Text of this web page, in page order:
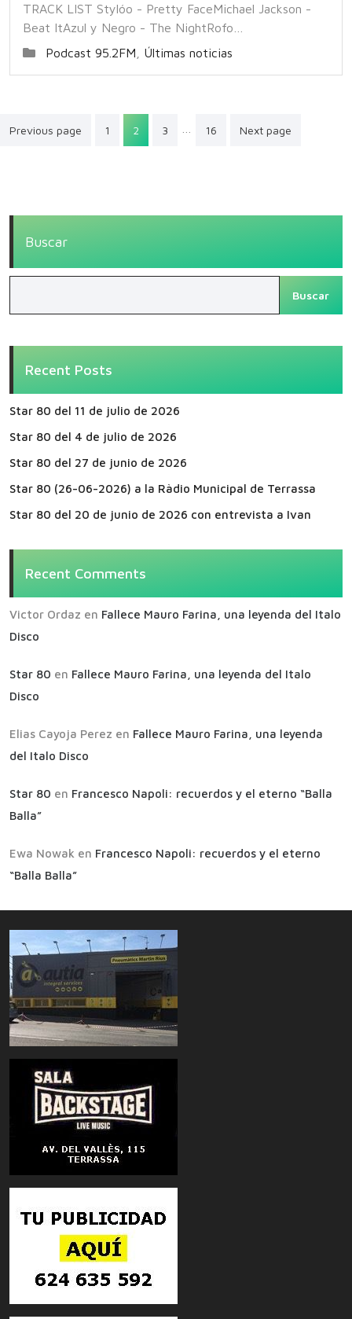
TRACK LIST Stylóo - Pretty FaceMichael Jackson -
Beat ItAzul y Negro - The NightRofo…
Podcast 95.2FM
Últimas noticias
Paginación
Previous page 1 2 3 16 Next page
Buscar
Buscar
Recent Posts
Star 80 del 11 de julio de 2026
Star 80 del 4 de julio de 2026
Star 80 del 27 de junio de 2026
Star 80 (26-06-2026) a la Ràdio Municipal de Terrassa
Star 80 del 20 de junio de 2026 con entrevista a Ivan
Recent Comments
Victor Ordaz en Fallece Mauro Farina, una leyenda del Italo
Disco
Star 80 en Fallece Mauro Farina, una leyenda del Italo
Disco
Elias Cayoja Perez en Fallece Mauro Farina, una leyenda
del Italo Disco
Star 80 en Francesco Napoli: recuerdos y el eterno “Balla
Balla”
Ewa Nowak en Francesco Napoli: recuerdos y el eterno
“Balla Balla”